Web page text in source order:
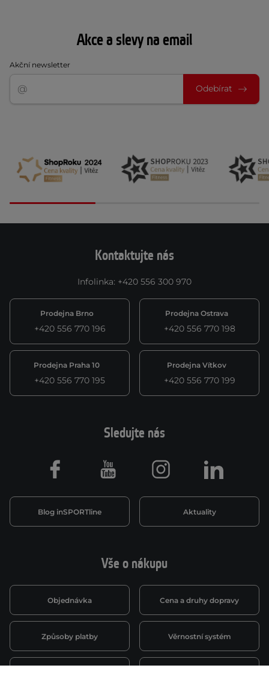
Akce a slevy na email
Akční newsletter
Odebírat
Kontaktujte nás
Infolinka: +420 556 300 970
Prodejna Brno
+420 556 770 196
Prodejna Ostrava
+420 556 770 198
Prodejna Praha 10
+420 556 770 195
Prodejna Vítkov
+420 556 770 199
Vše o nákupu
Objednávka Cena a druhy dopravy
Způsoby platby Věrnostní systém
Sledujte nás
Blog inSPORTline Aktuality
Facebook Youtube Instagram LinkedIn